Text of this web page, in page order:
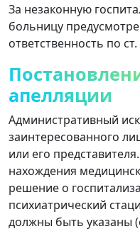
За незаконную
больницу
ответственность по
апелляции
Административный иск
заинтересованного
или его
нахождения
решение о
психиатрический
должны быть указаны